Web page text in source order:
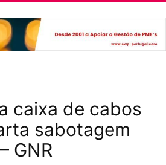
caixa de cabos
sabotagem
GNR